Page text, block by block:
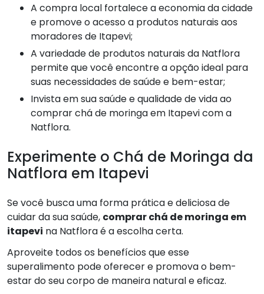
A compra local fortalece a economia da cidade
e promove o acesso a produtos naturais aos
moradores de Itapevi;
A variedade de produtos naturais da Natflora
permite que você encontre a opção ideal para
suas necessidades de saúde e bem-estar;
Invista em sua saúde e qualidade de vida ao
comprar chá de moringa em Itapevi com a
Natflora.
Experimente o Chá de Moringa da
Natflora em Itapevi
Se você busca uma forma prática e deliciosa de
cuidar da sua saúde, comprar chá de moringa em
itapevi na Natflora é a escolha certa.
Aproveite todos os benefícios que esse
superalimento pode oferecer e promova o bem-
estar do seu corpo de maneira natural e eficaz.